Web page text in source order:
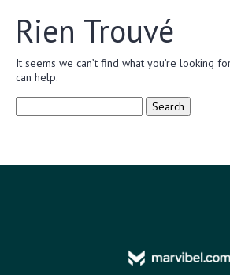
Rien Trouvé
It seems we can’t find what you’re looking
can help.